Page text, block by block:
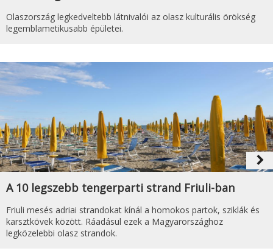
Olaszország legkedveltebb látnivalói az olasz kulturális örökség
legemblametikusabb épületei.
navigate_next
A 10 legszebb tengerparti strand Friuli-ban
Friuli mesés adriai strandokat kínál a homokos partok, sziklák és
karsztkövek között. Ráadásul ezek a Magyarországhoz
legközelebbi olasz strandok.